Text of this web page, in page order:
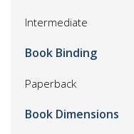
Intermediate
Book Binding
Paperback
Book Dimensions